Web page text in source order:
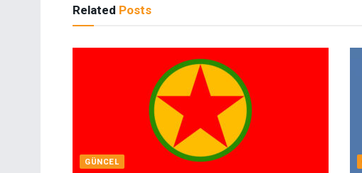
Related Posts
GÜNCEL